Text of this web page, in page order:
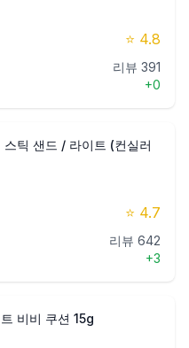
⭐ 4.8
리뷰 391
+0
틱 샌드 / 라이트 (컨실러
⭐ 4.7
리뷰 642
+3
비비 쿠션 15g